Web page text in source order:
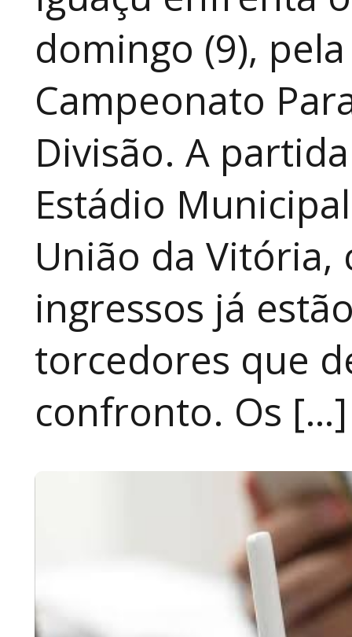
domingo (9),
Campeonato
Divisão. A
Estádio
União da Vitória,
ingressos já
torcedores que
confronto. Os […]